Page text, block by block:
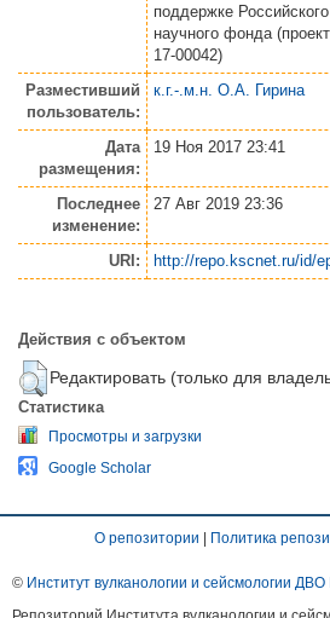
поддержке Российского
научного фонда
17-00042)
Разместивший
пользователь:
к.г.-.м.н. О.А. Гирина
Дата
размещения:
19 Ноя 2017 23:41
Последнее
изменение:
27 Авг 2019 23:36
URI: http://repo.kscnet.ru/id/
Действия с объектом
Редактировать (только для
Статистика
Просмотры и загрузки
Google Scholar
О репозитории | Политика
© Институт вулканологии и сейсмологии